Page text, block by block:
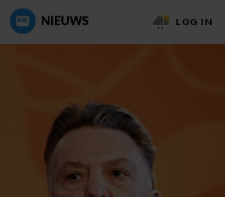
LOG IN